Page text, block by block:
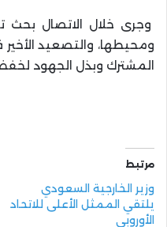
وجرى خلال الاتصال بحث
ومحيطها، والتصعيد
المشترك وبذل الجهود
مرتبط
وزير الخارجية السعودي
يلتقي الممثل الأعلى للاتحاد
الأوروبي